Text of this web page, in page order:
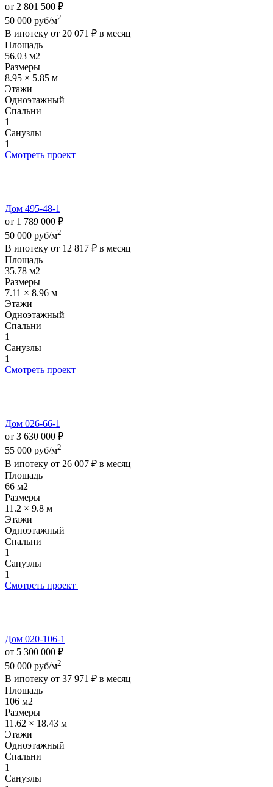
от 2 801 500 ₽
50 000 руб/м2
В ипотеку от 20 071 ₽ в месяц
Площадь
56.03 м2
Размеры
8.95 × 5.85 м
Этажи
Одноэтажный
Спальни
1
Санузлы
1
Смотреть проект
Дом 495-48-1
от 1 789 000 ₽
50 000 руб/м2
В ипотеку от 12 817 ₽ в месяц
Площадь
35.78 м2
Размеры
7.11 × 8.96 м
Этажи
Одноэтажный
Спальни
1
Санузлы
1
Смотреть проект
Дом 026-66-1
от 3 630 000 ₽
55 000 руб/м2
В ипотеку от 26 007 ₽ в месяц
Площадь
66 м2
Размеры
11.2 × 9.8 м
Этажи
Одноэтажный
Спальни
1
Санузлы
1
Смотреть проект
Дом 020-106-1
от 5 300 000 ₽
50 000 руб/м2
В ипотеку от 37 971 ₽ в месяц
Площадь
106 м2
Размеры
11.62 × 18.43 м
Этажи
Одноэтажный
Спальни
1
Санузлы